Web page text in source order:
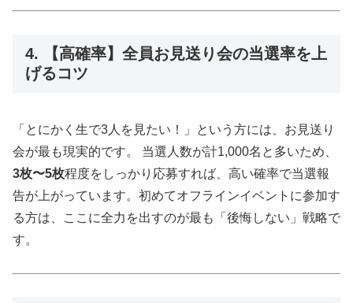
4. 【高確率】全員お見送り会の当選率を上
げるコツ
「とにかく生で3人を見たい！」という方には、お見送り
会が最も現実的です。 当選人数が計1,000名と多いため、
3枚〜5枚程度をしっかり応募すれば、高い確率で当選報
告が上がっています。初めてオフラインイベントに参加す
る方は、ここに全力を出すのが最も「後悔しない」戦略で
す。